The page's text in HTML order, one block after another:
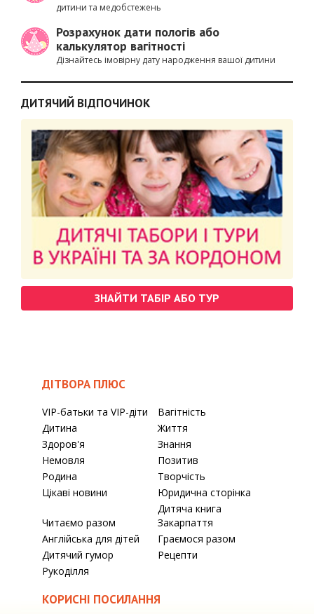
дитини та медобстежень
Розрахунок дати пологів або
калькулятор вагітності
Дізнайтесь імовірну дату народження вашої дитини
ДИТЯЧИЙ ВІДПОЧИНОК
ЗНАЙТИ ТАБІР АБО ТУР
ДІТВОРА ПЛЮС
VIP-батьки та VIP-діти
Вагітність
Дитина
Життя
Здоров'я
Знання
Немовля
Позитив
Родина
Творчість
Цікаві новини
Юридична сторінка
Читаємо разом
Дитяча книга
Закарпаття
Англійська для дітей
Граємося разом
Дитячий гумор
Рецепти
Рукоділля
КОРИСНІ ПОСИЛАННЯ